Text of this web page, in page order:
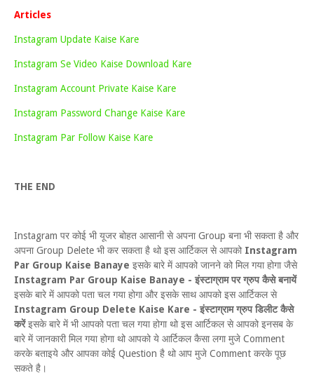
Articles
Instagram Update Kaise Kare
Instagram Se Video Kaise Download Kare
Instagram Account Private Kaise Kare
Instagram Password Change Kaise Kare
Instagram Par Follow Kaise Kare
THE END
Instagram पर कोई भी यूजर बोहत आसानी से अपना Group बना भी सकता है और
अपना Group Delete भी कर सकता है थो इस आर्टिकल से आपको Instagram
Par Group Kaise Banaye इसके बारे में आपको जानने को मिल गया होगा जैसे
Instagram Par Group Kaise Banaye - इंस्टाग्राम पर ग्रुप कैसे बनायें
इसके बारे में आपको पता चल गया होगा और इसके साथ आपको इस आर्टिकल से
Instagram Group Delete Kaise Kare - इंस्टाग्राम ग्रुप डिलीट कैसे
करेंइसके बारे में भी आपको पता चल गया होगा थो इस आर्टिकल से आपको इनसब के
बारे में जानकारी मिल गया होगा थो आपको ये आर्टिकल कैसा लगा मुजे Comment
करके बताइये और आपका कोई Question है थो आप मुजे Comment करके पूछ
सकते है।